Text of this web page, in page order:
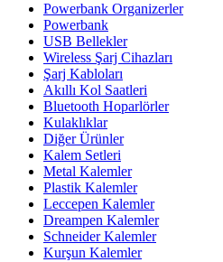
Powerbank Organizerler
Powerbank
USB Bellekler
Wireless Şarj Cihazları
Şarj Kabloları
Akıllı Kol Saatleri
Bluetooth Hoparlörler
Kulaklıklar
Diğer Ürünler
Kalem Setleri
Metal Kalemler
Plastik Kalemler
Leccepen Kalemler
Dreampen Kalemler
Schneider Kalemler
Kurşun Kalemler